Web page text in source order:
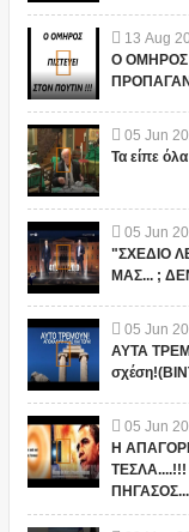
13 Aug
Ο ΟΜΗΡΟΣ
05 Jun
Τα είπε
05 Jun
"ΣΧΕΔΙΟ
ΜΑΣ... ;
05 Jun
ΑΥΤΑ
05 Jun
Η